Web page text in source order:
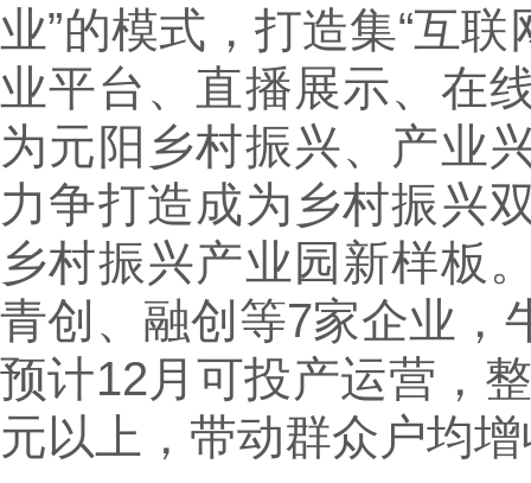
业”的模式，打造集“互
业平台、直播展示、在
为元阳乡村振兴、产业
力争打造成为乡村振兴
乡村振兴产业园新样板
青创、融创等7家企业，
预计12月可投产运营，
元以上，带动群众户均